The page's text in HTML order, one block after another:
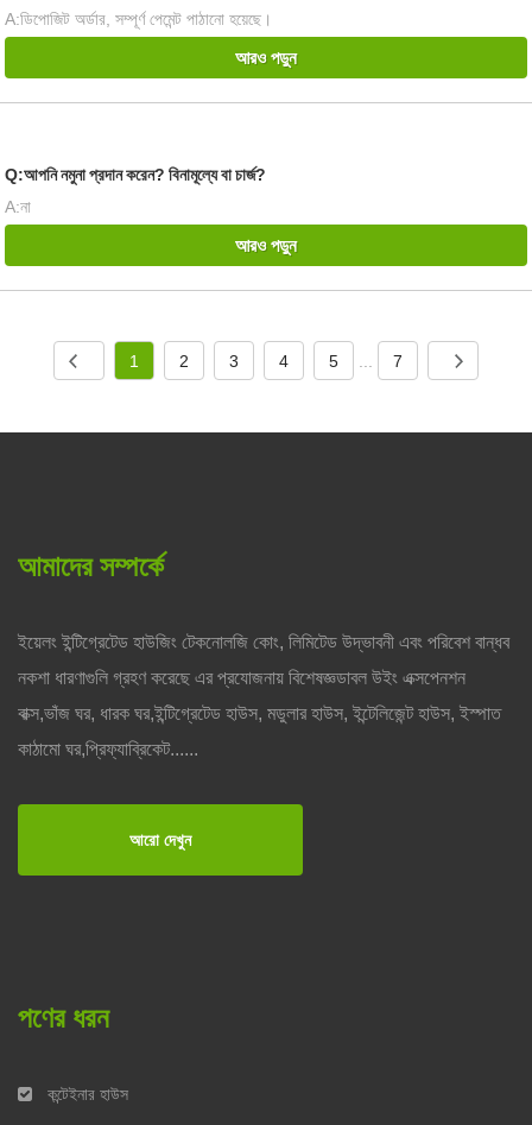
A:ডিপোজিট অর্ডার, সম্পূর্ণ পেমেন্ট পাঠানো হয়েছে।
আরও পড়ুন
Q:আপনি নমুনা প্রদান করেন? বিনামূল্যে বা চার্জ?
A:না
আরও পড়ুন
1 2 3 4 5 7
আমাদের সম্পর্কে
ইয়েলং ইন্টিগ্রেটেড হাউজিং টেকনোলজি কোং, লিমিটেড উদ্ভাবনী এবং পরিবেশ বান্ধব
নকশা ধারণাগুলি গ্রহণ করেছে এর প্রযোজনায় বিশেষজ্ঞডাবল উইং এক্সপেনশন
বাক্স,ভাঁজ ঘর, ধারক ঘর,ইন্টিগ্রেটেড হাউস, মডুলার হাউস, ইন্টেলিজেন্ট হাউস, ইস্পাত
কাঠামো ঘর,প্রিফ্যাব্রিকেট......
আরো দেখুন
পণের ধরন
কন্টেইনার হাউস